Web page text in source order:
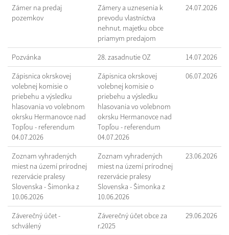
Zámer na predaj
pozemkov
Zámery a uznesenia k
prevodu vlastníctva
nehnut. majetku obce
priamym predajom
24.07.2026
Pozvánka 28. zasadnutie OZ 14.07.2026
Zápisnica okrskovej
volebnej komisie o
priebehu a výsledku
hlasovania vo volebnom
okrsku Hermanovce nad
Topľou - referendum
04.07.2026
Zápisnica okrskovej
volebnej komisie o
priebehu a výsledku
hlasovania vo volebnom
okrsku Hermanovce nad
Topľou - referendum
04.07.2026
06.07.2026
Zoznam vyhradených
miest na území prírodnej
rezervácie pralesy
Slovenska - Šimonka z
10.06.2026
Zoznam vyhradených
miest na území prírodnej
rezervácie pralesy
Slovenska - Šimonka z
10.06.2026
23.06.2026
Záverečný účet -
schválený
Záverečný účet obce za
r.2025
29.06.2026